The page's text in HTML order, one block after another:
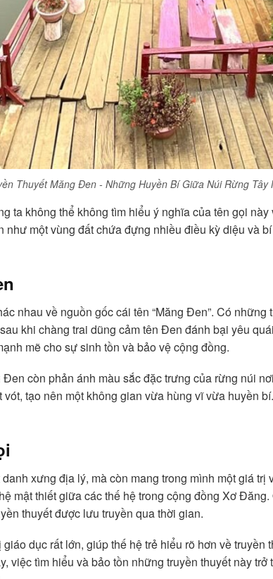
Thuyết Măng Đen - Những Huyền Bí Giữa Núi Rừng Tây
ta không thể không tìm hiểu ý nghĩa của tên gọi
một vùng đất chứa đựng nhiều điều kỳ diệu và
nhau về nguồn gốc cái tên “Măng Đen”. Có
khi chàng trai dũng cảm tên Đen đánh bại yêu
mẽ cho sự sinh tồn và bảo vệ cộng đồng.
còn phản ánh màu sắc đặc trưng của rừng núi
tạo nên một không gian vừa hùng vĩ vừa huyền
xưng địa lý, mà còn mang trong mình một giá
mật thiết giữa các thế hệ trong cộng đồng Xơ
thuyết được lưu truyền qua thời gian.
dục rất lớn, giúp thế hệ trẻ hiểu rõ hơn về truyền
việc tìm hiểu và bảo tồn những truyền thuyết này